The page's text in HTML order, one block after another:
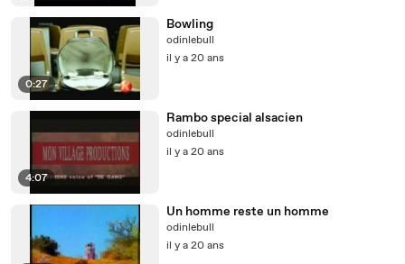
0:27
Bowling
odinlebull
il y a 20 ans
4:07
Rambo special alsacien
odinlebull
il y a 20 ans
Un homme reste un homme
odinlebull
il y a 20 ans